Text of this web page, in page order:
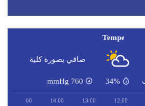
Tempe
صافي بصورة كلية
34%
760
mmHg
12:00
13:00
14:00
15:00